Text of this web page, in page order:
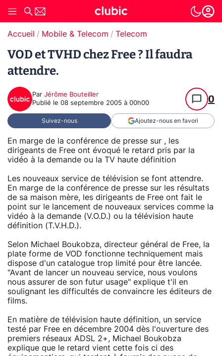
Accueil Mobile & Telecom Telecom
VOD et TVHD chez Free ? Il faudra
attendre.
Par Jérôme Bouteiller
Publié le 08 septembre 2005 à 00h00 0
Suivez-nous Ajoutez-nous en favori
En marge de la conférence de presse sur , les
dirigeants de Free ont évoqué le retard pris par la
vidéo à la demande ou la TV haute définition
Les nouveaux service de télévision se font attendre.
En marge de la conférence de presse sur les résultats
de sa maison mère, les dirigeants de Free ont fait le
point sur le lancement de nouveaux services comme la
vidéo à la demande (V.O.D.) ou la télévision haute
définition (T.V.H.D.).
Selon Michael Boukobza, directeur général de Free, la
plate forme de VOD fonctionne techniquement mais
dispose d'un catalogue trop limité pour être lancée.
"Avant de lancer un nouveau service, nous voulons
nous assurer de son futur usage" explique t'il en
soulignant les difficultés de convaincre les éditeurs de
films.
En matière de télévision haute définition, un service
testé par Free en décembre 2004 dès l'ouverture des
premiers réseaux ADSL 2+, Michael Boukobza
explique que le retard vient cette fois ci des